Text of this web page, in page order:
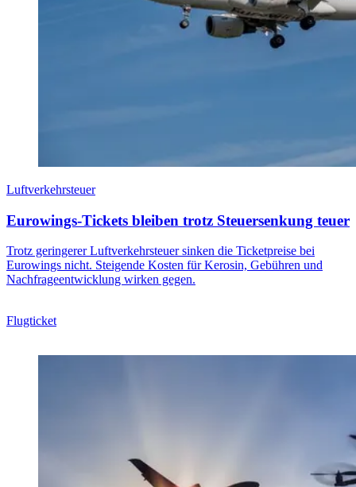
Luftverkehrsteuer
Eurowings-Tickets bleiben trotz Steuersenkung teuer
Trotz geringerer Luftverkehrsteuer sinken die Ticketpreise bei
Eurowings nicht. Steigende Kosten für Kerosin, Gebühren und
Nachfrageentwicklung wirken gegen.
Flugticket